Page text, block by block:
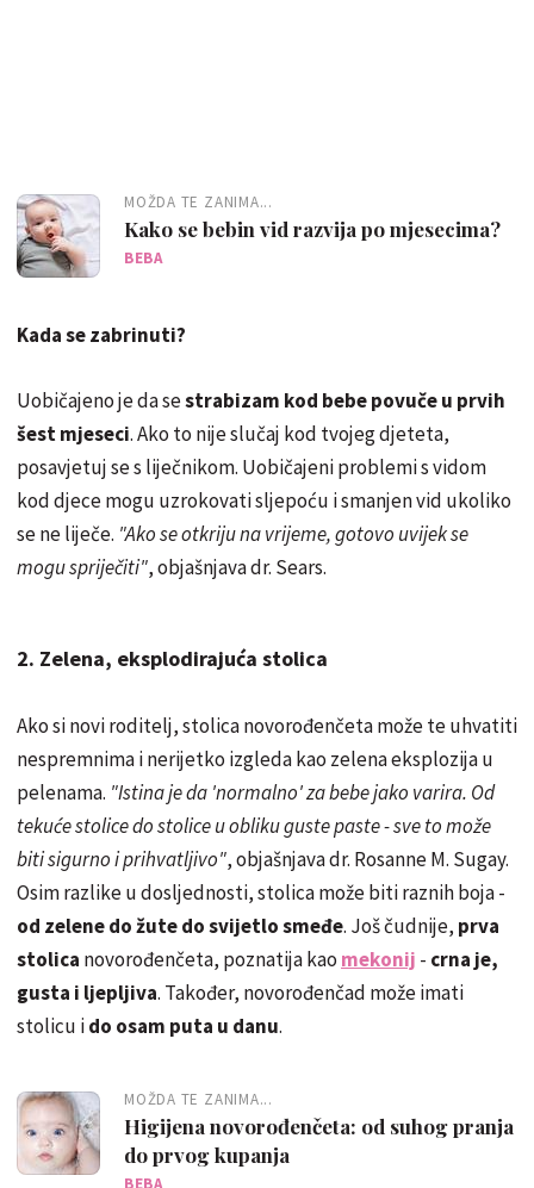
MOŽDA TE ZANIMA...
Kako se bebin vid razvija po mjesecima?
BEBA
Kada se zabrinuti?
Uobičajeno je da sestrabizam kod bebe povuče u prvih
šest mjeseci. Ako to nije slučaj kod tvojeg djeteta,
posavjetuj se s liječnikom. Uobičajeni problemi s vidom
kod djece mogu uzrokovati sljepoću i smanjen vid ukoliko
se ne liječe. "Ako se otkriju na vrijeme, gotovo uvijek se
mogu spriječiti", objašnjava dr. Sears.
2. Zelena, eksplodirajuća stolica
Ako si novi roditelj, stolica novorođenčeta može te uhvatiti
nespremnima i nerijetko izgleda kao zelena eksplozija u
pelenama. "Istina je da 'normalno' za bebe jako varira. Od
tekuće stolice do stolice u obliku guste paste - sve to može
biti sigurno i prihvatljivo", objašnjava dr. Rosanne M. Sugay.
Osim razlike u dosljednosti, stolica može biti raznih boja -
od zelene do žute do svijetlo smeđe. Još čudnije, prva
stolica novorođenčeta, poznatija kao mekonij - crna je,
gusta i ljepljiva. Također, novorođenčad može imati
stolicu ido osam puta u danu.
MOŽDA TE ZANIMA...
Higijena novorođenčeta: od suhog pranja
do prvog kupanja
BEBA